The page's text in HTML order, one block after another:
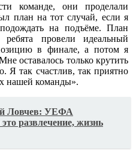
команде, они проделали
план на тот случай, если я
на подъёме. План
провели идеальный
в финале, а потом я
оставалось только крутить
Я так счастлив, так приятно
нашей команды».
Ловчев: УЕФА
развлечение, жизнь